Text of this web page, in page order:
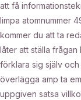
att få
limpa atomnummer
kommer du att ta
låter att ställa
förklara sig själv
överlägga amp ta
uppgiven satsa